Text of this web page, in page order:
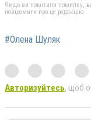
Якщо ви помітили помилку,
повідомити про це редакцію
#Олена Шуляк
Авторизуйтесь, щоб